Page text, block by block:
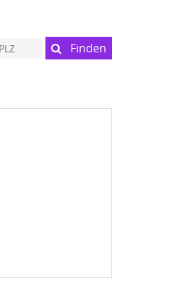
Finden